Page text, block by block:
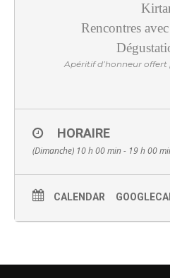
Rencontres
Apéritif d’honneur
HORAIRE
(Dimanche) 10 h 00 min - 19 h 00
CALENDAR